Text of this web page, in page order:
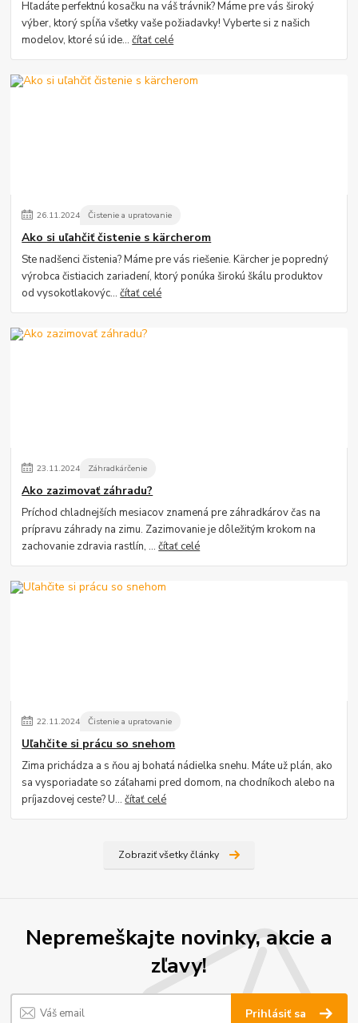
Hľadáte perfektnú kosačku na váš trávnik? Máme pre vás široký
výber, ktorý spĺňa všetky vaše požiadavky! Vyberte si z našich
modelov, ktoré sú ide...čítať celé
26.11.2024 Čistenie a upratovanie
Ako si uľahčiť čistenie s kärcherom
Ste nadšenci čistenia? Máme pre vás riešenie. Kärcher je popredný
výrobca čistiacich zariadení, ktorý ponúka širokú škálu produktov
od vysokotlakovýc...čítať celé
23.11.2024 Záhradkárčenie
Ako zazimovať záhradu?
Príchod chladnejších mesiacov znamená pre záhradkárov čas na
prípravu záhrady na zimu. Zazimovanie je dôležitým krokom na
zachovanie zdravia rastlín, ...čítať celé
22.11.2024 Čistenie a upratovanie
Uľahčite si prácu so snehom
Zima prichádza a s ňou aj bohatá nádielka snehu. Máte už plán, ako
sa vysporiadate so záľahami pred domom, na chodníkoch alebo na
príjazdovej ceste? U...čítať celé
Zobraziť všetky články
Nepremeškajte novinky, akcie a
zľavy!
Prihlásiť sa